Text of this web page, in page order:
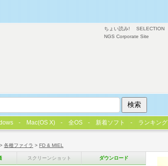
> 各種ファイラ > FD & MIEL
スクリーンショット ダウンロード
ちょい読み! SELECTION
NGS Corporate Site
Mac(OS X) 全OS 新着ソフト ランキング